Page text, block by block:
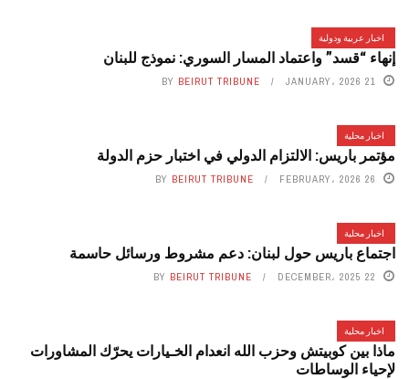
اخبار عربية ودولية
إنهاء “قسد” واعتماد المسار السوري: نموذج للبنان
21 JANUARY، 2026 BY BEIRUT TRIBUNE
اخبار محلية
مؤتمر باريس: الالتزام الدولي في اختبار حزم الدولة
26 FEBRUARY، 2026 BY BEIRUT TRIBUNE
اخبار محلية
اجتماع باريس حول لبنان: دعم مشروط ورسائل حاسمة
22 DECEMBER، 2025 BY BEIRUT TRIBUNE
اخبار محلية
ماذا بين كوبيتش وحزب الله انعدام الخـيارات يحرّك المشاورات
لإحياء الوساطات